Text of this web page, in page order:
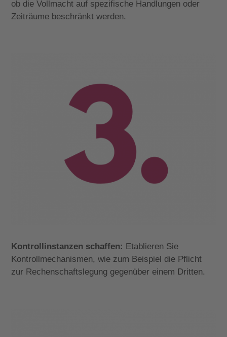
ob die Vollmacht auf spezifische Handlungen oder
Zeiträume beschränkt werden.
Kontrollinstanzen schaffen: Etablieren Sie
Kontrollmechanismen, wie zum Beispiel die Pflicht
zur Rechenschaftslegung gegenüber einem Dritten.